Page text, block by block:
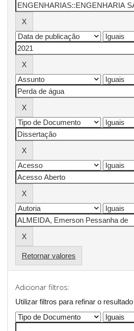
Retornar valores
Adicionar filtros:
Utilizar filtros para refinar o